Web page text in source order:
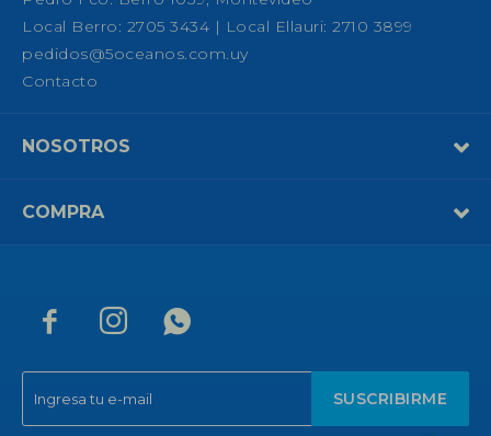
  
SUSCRIBIRME
Local Berro: 2705 3434 | Local Ellauri: 2710 3899
pedidos@5oceanos.com.uy
Contacto
NOSOTROS
COMPRA